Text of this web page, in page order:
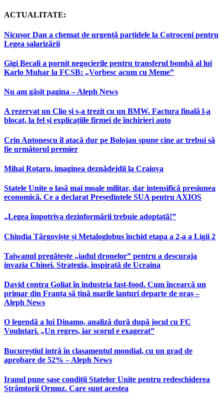
ACTUALITATE:
Nicușor Dan a chemat de urgență partidele la Cotroceni pentru
Legea salarizării
Gigi Becali a pornit negocierile pentru transferul bombă al lui
Karlo Muhar la FCSB: „Vorbesc acum cu Meme”
Nu am găsit pagina – Aleph News
A rezervat un Clio și s-a trezit cu un BMW. Factura finală l-a
blocat, la fel și explicațiile firmei de închirieri auto
Crin Antonescu îl atacă dur pe Bolojan spune cine ar trebui să
fie următorul premier
Mihai Rotaru, imaginea deznădejdii la Craiova
Statele Unite o lasă mai moale militar, dar intensifică presiunea
economică. Ce a declarat Președintele SUA pentru AXIOS
„Legea împotriva dezinformării trebuie adoptată!”
Chindia Târgoviște și Metaloglobus închid etapa a 2-a a Ligii 2
Taiwanul pregătește „iadul dronelor” pentru a descuraja
invazia Chinei. Strategia, inspirată de Ucraina
David contra Goliat în industria fast-food. Cum încearcă un
primar din Franța să țină marile lanțuri departe de oraș –
Aleph News
O legendă a lui Dinamo, analiză dură după jocul cu FC
Voulntari. „Un regres, iar scorul e exagerat”
Bucureștiul intră în clasamentul mondial, cu un grad de
aprobare de 52% – Aleph News
Iranul pune șase condiții Statelor Unite pentru redeschiderea
Strâmtorii Ormuz. Care sunt acestea